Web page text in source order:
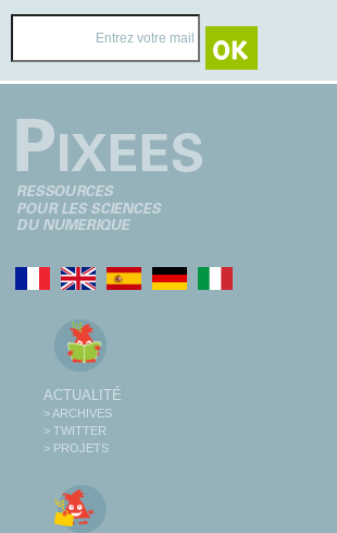
ACTUALITÉ
> ARCHIVES
> TWITTER
> PROJETS